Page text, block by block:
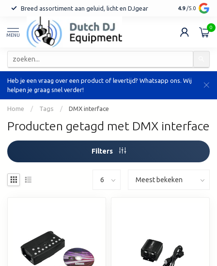
Breed assortiment aan geluid, licht en DJgear Tot 7 jaar
4.9 /5.0
MENU
0
Heb je een vraag over een product of levertijd? Whatsapp ons. Wij
helpen je graag snel verder!
Home / Tags / DMX interface
Producten getagd met DMX interface
Filters